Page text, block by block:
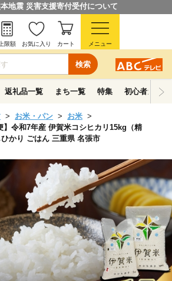
地震 災害支援寄付受付について
検索
上限額 お気に入り カート メニュー
返礼品一覧 まち一覧 特集 初心者ガイド
お米・パン
お米
】令和7年産 伊賀米コシヒカリ15kg（精
かり ごはん 三重県 名張市